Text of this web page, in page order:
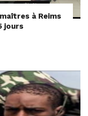
à Reims
jours